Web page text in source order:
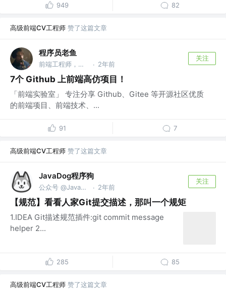
949 82
高级前端CV工程师 赞了这篇文章
程序员老鱼
前端工程师，自媒体人 · 2年前
关注
7个 Github 上前端高仿项目！
「前端实验室」 专注分享 Github、Gitee 等开源社区优质
的前端项目、前端技术、...
91 7
高级前端CV工程师 赞了这篇文章
JavaDog程序狗
公众号 @JavaDog程序狗 · 2年前
关注
【规范】看看人家Git提交描述，那叫一个规矩
1.IDEA Git描述规范插件:git commit message
helper 2...
285 85
高级前端CV工程师 赞了这篇文章